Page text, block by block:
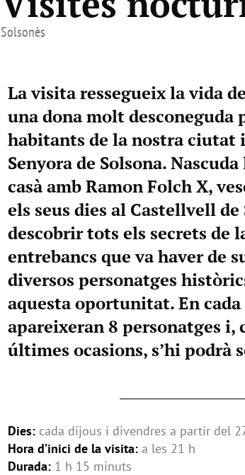
Solsonès
La visita ressegueix la vida
una dona molt desconeguda
habitants de la nostra ciutat
Senyora de Solsona.
casà amb Ramon Folch X,
els seus dies al Castellvell de
descobrir tots els secrets de
entrebancs que va haver de
diversos personatges
aquesta oportunitat. En
apareixeran 8 personatges i,
últimes ocasions, s’hi podrà
Dies: cada dijous i divendres a partir del
Hora d’inici de la visita: a les 21 h
Durada: 1 h 15 minuts